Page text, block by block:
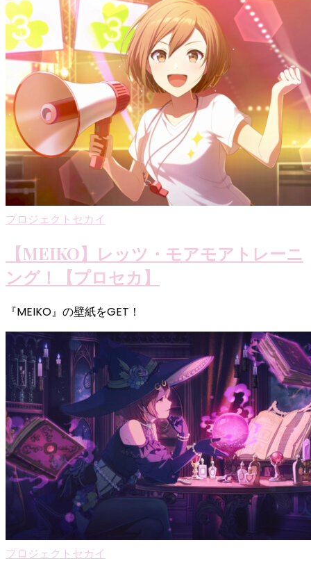
プロジェクトセカイ
【MEIKO】レッツ・モアモアトレーニ
ング！【プロセカ】
『MEIKO』の壁紙をGET！
プロジェクトセカイ